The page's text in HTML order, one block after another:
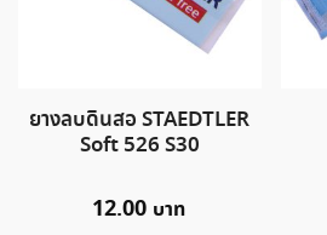
ยางลบดินสอ STAEDTLER
Soft 526 S30
12.00